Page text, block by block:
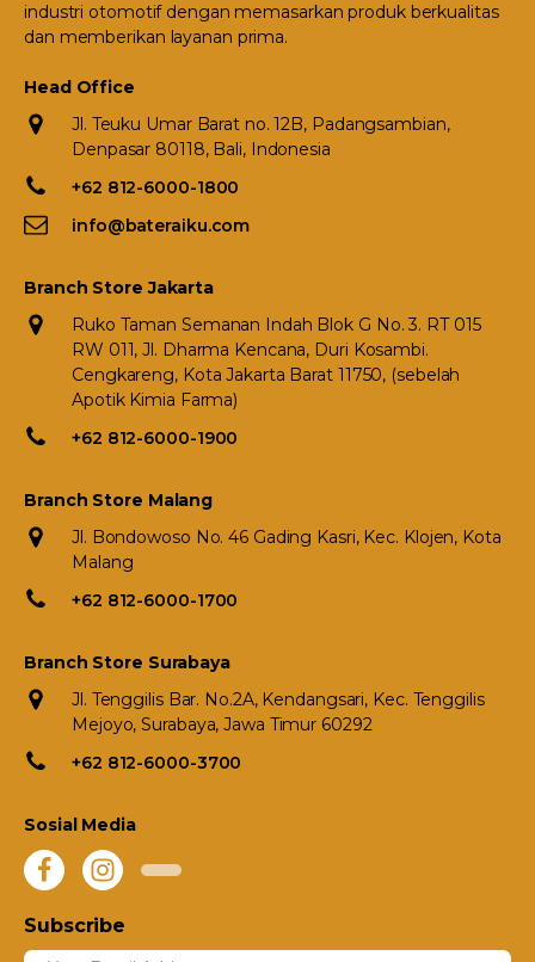
industri otomotif dengan memasarkan produk berkualitas
dan memberikan layanan prima.
Head Office
Jl. Teuku Umar Barat no. 12B, Padangsambian,
Denpasar 80118, Bali, Indonesia
+62 812-6000-1800
info@bateraiku.com
Branch Store Jakarta
Ruko Taman Semanan Indah Blok G No. 3. RT 015
RW 011, Jl. Dharma Kencana, Duri Kosambi.
Cengkareng, Kota Jakarta Barat 11750, (sebelah
Apotik Kimia Farma)
+62 812-6000-1900
Branch Store Malang
Jl. Bondowoso No. 46 Gading Kasri, Kec. Klojen, Kota
Malang
+62 812-6000-1700
Branch Store Surabaya
Jl. Tenggilis Bar. No.2A, Kendangsari, Kec. Tenggilis
Mejoyo, Surabaya, Jawa Timur 60292
+62 812-6000-3700
Sosial Media
Subscribe